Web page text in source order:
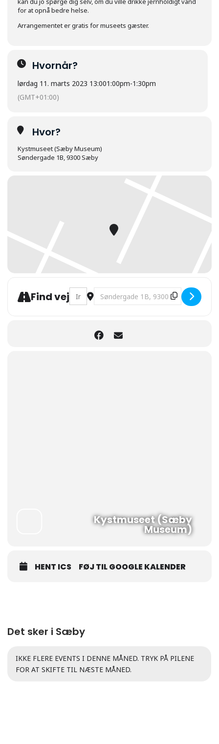
for at opnå bedre helse.
Arrangementet er gratis for museets gæster.
Hvornår?
lørdag 11. marts 2023 13:001:00pm-1:30pm
(GMT+01:00)
Hvor?
Kystmuseet (Sæby Museum)
Søndergade 1B, 9300 Sæby
Find vej Address - Månedens historie - Da
Destination Address - Månedens
Kystmuseet (Sæby
Museum)
HENT ICS FØJ TIL GOOGLE KALENDER
Det sker i Sæby
IKKE FLERE EVENTS I DENNE MÅNED. TRYK PÅ PILENE
FOR AT SKIFTE TIL NÆSTE MÅNED.